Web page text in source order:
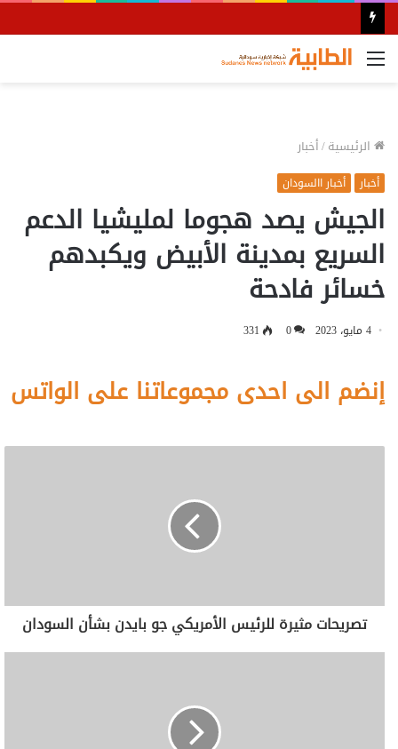
القائمة
الرئيسية/أخبار
أخبار أخبار االسودان
الجيش يصد هجوما لمليشيا الدعم
السريع بمدينة الأبيض ويكبدهم
خسائر فادحة
4 مايو، 2023 0
331
إنضم الى احدى مجموعاتنا على الواتس
تصريحات مثيرة للرئيس الأمريكي جو بايدن بشأن السودان